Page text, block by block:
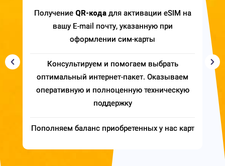
Получение QR-кодадля активации eSIM на
вашу E-mail почту, указанную при
оформлении сим-карты
Консультируем и помогаем выбрать
оптимальный интернет-пакет. Оказываем
оперативную и полноценную техническую
поддержку
Пополняем баланс приобретенных у нас карт